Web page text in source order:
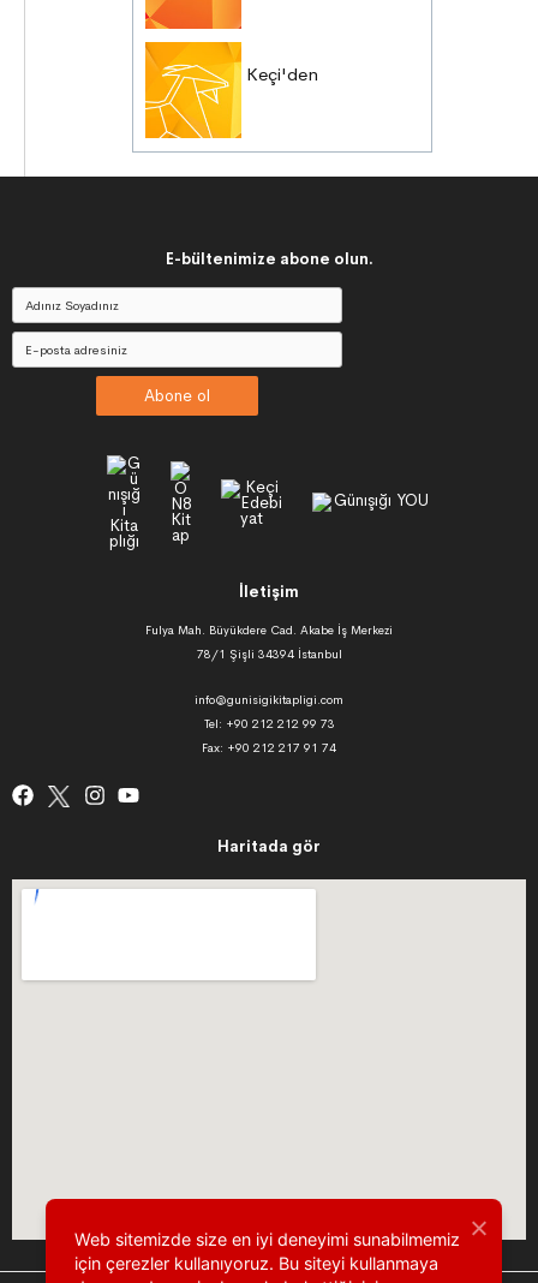
Keçi'den
E-bültenimize abone olun.
Abone ol
İletişim
Fulya Mah. Büyükdere Cad. Akabe İş Merkezi
78/1 Şişli 34394 İstanbul
info@gunisigikitapligi.com
Tel: +90 212 212 99 73
Fax: +90 212 217 91 74
Haritada gör
Web sitemizde size en iyi deneyimi sunabilmemiz
için çerezler kullanıyoruz. Bu siteyi kullanmaya